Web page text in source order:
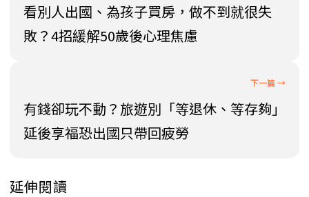
看別人出國、為孩子買房，做不到就很失
敗？4招緩解50歲後心理焦慮
有錢卻玩不動？旅遊別「等退休、等存夠」
延後享福恐出國只帶回疲勞
延伸閱讀